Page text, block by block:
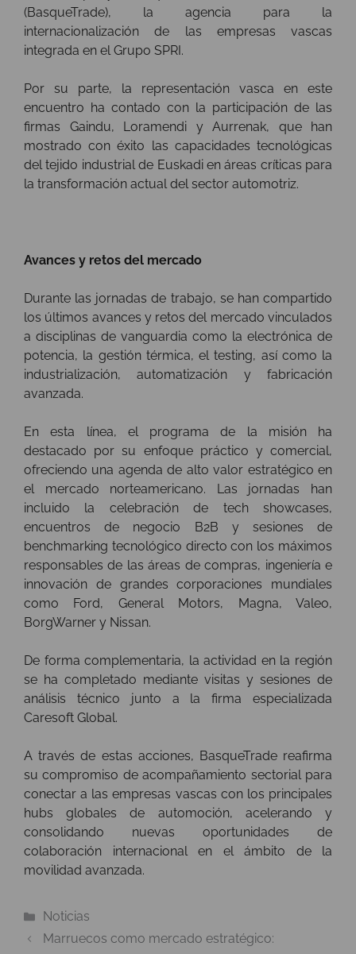
(BasqueTrade), la agencia para la
internacionalización de las empresas vascas
integrada en el Grupo SPRI.
Por su parte, la representación vasca en este
encuentro ha contado con la participación de las
firmas Gaindu, Loramendi y Aurrenak, que han
mostrado con éxito las capacidades tecnológicas
del tejido industrial de Euskadi en áreas críticas para
la transformación actual del sector automotriz.
Avances y retos del mercado
Durante las jornadas de trabajo, se han compartido
los últimos avances y retos del mercado vinculados
a disciplinas de vanguardia como la electrónica de
potencia, la gestión térmica, el testing, así como la
industrialización, automatización y fabricación
avanzada.
En esta línea, el programa de la misión ha
destacado por su enfoque práctico y comercial,
ofreciendo una agenda de alto valor estratégico en
el mercado norteamericano. Las jornadas han
incluido la celebración de tech showcases,
encuentros de negocio B2B y sesiones de
benchmarking tecnológico directo con los máximos
responsables de las áreas de compras, ingeniería e
innovación de grandes corporaciones mundiales
como Ford, General Motors, Magna, Valeo,
BorgWarner y Nissan.
De forma complementaria, la actividad en la región
se ha completado mediante visitas y sesiones de
análisis técnico junto a la firma especializada
Caresoft Global.
A través de estas acciones, BasqueTrade reafirma
su compromiso de acompañamiento sectorial para
conectar a las empresas vascas con los principales
hubs globales de automoción, acelerando y
consolidando nuevas oportunidades de
colaboración internacional en el ámbito de la
movilidad avanzada.
Categorías
Noticias
Marruecos como mercado estratégico: